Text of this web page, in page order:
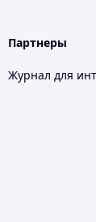
Партнеры
Журнал для